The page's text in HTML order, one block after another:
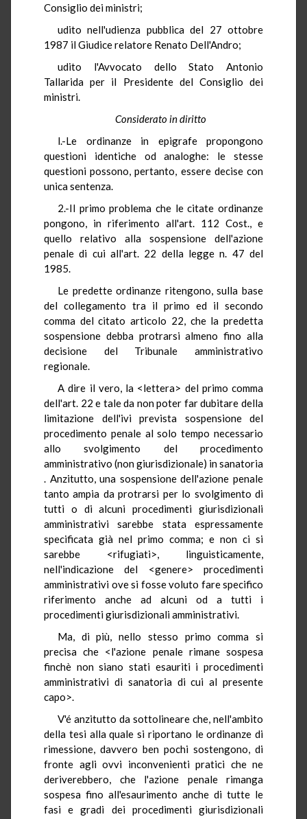
Consiglio dei ministri;
udito nell'udienza pubblica del 27 ottobre
1987 il Giudice relatore Renato Dell'Andro;
udito l'Avvocato dello Stato Antonio
Tallarida per il Presidente del Consiglio dei
ministri.
Considerato in diritto
l.-Le ordinanze in epigrafe propongono
questioni identiche od analoghe: le stesse
questioni possono, pertanto, essere decise con
unica sentenza.
2.-Il primo problema che le citate ordinanze
pongono, in riferimento all'art. 112 Cost., e
quello relativo alla sospensione dell'azione
penale di cui all'art. 22 della legge n. 47 del
1985.
Le predette ordinanze ritengono, sulla base
del collegamento tra il primo ed il secondo
comma del citato articolo 22, che la predetta
sospensione debba protrarsi almeno fino alla
decisione del Tribunale amministrativo
regionale.
A dire il vero, la <lettera> del primo comma
dell'art. 22 e tale da non poter far dubitare della
limitazione dell'ivi prevista sospensione del
procedimento penale al solo tempo necessario
allo svolgimento del procedimento
amministrativo (non giurisdizionale) in sanatoria
. Anzitutto, una sospensione dell'azione penale
tanto ampia da protrarsi per lo svolgimento di
tutti o di alcuni procedimenti giurisdizionali
amministrativi sarebbe stata espressamente
specificata già nel primo comma; e non ci si
sarebbe <rifugiati>, linguisticamente,
nell'indicazione del <genere> procedimenti
amministrativi ove si fosse voluto fare specifico
riferimento anche ad alcuni od a tutti i
procedimenti giurisdizionali amministrativi.
Ma, di più, nello stesso primo comma si
precisa che <l'azione penale rimane sospesa
finchè non siano stati esauriti i procedimenti
amministrativi di sanatoria di cui al presente
capo>.
V'é anzitutto da sottolineare che, nell'ambito
della tesi alla quale si riportano le ordinanze di
rimessione, davvero ben pochi sostengono, di
fronte agli ovvi inconvenienti pratici che ne
deriverebbero, che l'azione penale rimanga
sospesa fino all'esaurimento anche di tutte le
fasi e gradi dei procedimenti giurisdizionali